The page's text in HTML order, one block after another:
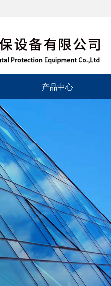
产品中心